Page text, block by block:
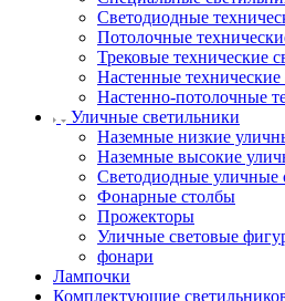
Светодиодные
Потолочные
Трековые технические
Настенные технические
Настенно-потолочные
Уличные светильники
Наземные низкие
Наземные высокие
Светодиодные уличные
Фонарные столбы
Прожекторы
Уличные световые
фонари
Лампочки
Комплектующие